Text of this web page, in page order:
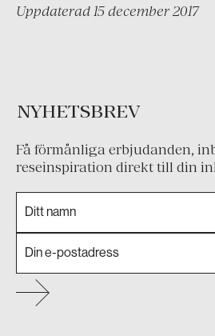
Turkiet
Uppdaterad 15 december 2017
NYHETSBREV
Få förmånliga erbjudanden,
reseinspiration direkt till din